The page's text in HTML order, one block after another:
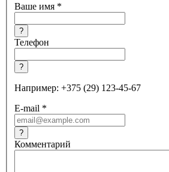
Ваше имя *
?
Телефон
?
Например: +375 (29) 123-45-67
E-mail *
?
Комментарий